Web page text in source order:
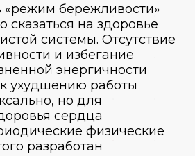
«режим бережливости»
сказаться на здоровье
системы. Отсутствие
и избегание
энергичности
ухудшению работы
но для
сердца
физические
разработан